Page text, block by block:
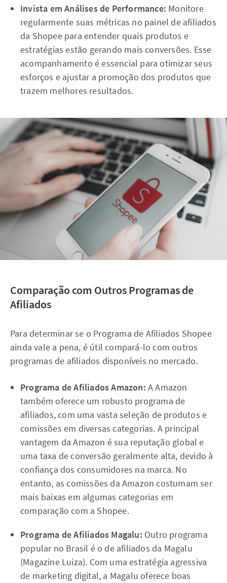
Invista em Análises de Performance: Monitore
regularmente suas métricas no painel de afiliados
da Shopee para entender quais produtos e
estratégias estão gerando mais conversões. Esse
acompanhamento é essencial para otimizar seus
esforços e ajustar a promoção dos produtos que
trazem melhores resultados.
Comparação com Outros Programas de
Afiliados
Para determinar se o Programa de Afiliados Shopee
ainda vale a pena, é útil compará-lo com outros
programas de afiliados disponíveis no mercado.
Programa de Afiliados Amazon: A Amazon
também oferece um robusto programa de
afiliados, com uma vasta seleção de produtos e
comissões em diversas categorias. A principal
vantagem da Amazon é sua reputação global e
uma taxa de conversão geralmente alta, devido à
confiança dos consumidores na marca. No
entanto, as comissões da Amazon costumam ser
mais baixas em algumas categorias em
comparação com a Shopee.
Programa de Afiliados Magalu: Outro programa
popular no Brasil é o de afiliados da Magalu
(Magazine Luiza). Com uma estratégia agressiva
de marketing digital, a Magalu oferece boas